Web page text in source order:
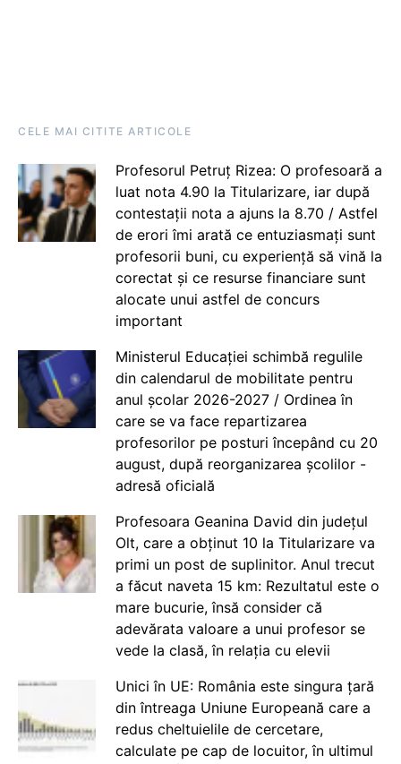
CELE MAI CITITE ARTICOLE
Profesorul Petruț Rizea: O profesoară a
luat nota 4.90 la Titularizare, iar după
contestații nota a ajuns la 8.70 / Astfel
de erori îmi arată ce entuziasmați sunt
profesorii buni, cu experiență să vină la
corectat și ce resurse financiare sunt
alocate unui astfel de concurs
important
Ministerul Educației schimbă regulile
din calendarul de mobilitate pentru
anul școlar 2026-2027 / Ordinea în
care se va face repartizarea
profesorilor pe posturi începând cu 20
august, după reorganizarea școlilor -
adresă oficială
Profesoara Geanina David din județul
Olt, care a obținut 10 la Titularizare va
primi un post de suplinitor. Anul trecut
a făcut naveta 15 km: Rezultatul este o
mare bucurie, însă consider că
adevărata valoare a unui profesor se
vede la clasă, în relația cu elevii
Unici în UE: România este singura țară
din întreaga Uniune Europeană care a
redus cheltuielile de cercetare,
calculate pe cap de locuitor, în ultimul